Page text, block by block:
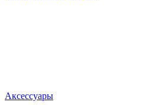
Аксессуары